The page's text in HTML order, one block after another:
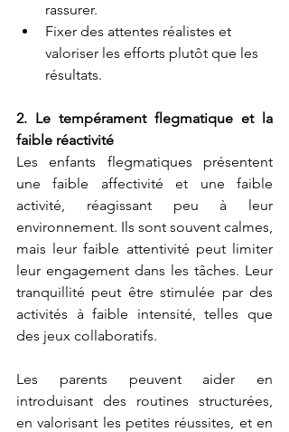
rassurer.
Fixer des attentes réalistes et
valoriser les efforts plutôt que les
résultats.
2. Le tempérament flegmatique et la
faible réactivité
Les enfants flegmatiques présentent
une faible affectivité et une faible
activité, réagissant peu à leur
environnement. Ils sont souvent calmes,
mais leur faible attentivité peut limiter
leur engagement dans les tâches. Leur
tranquillité peut être stimulée par des
activités à faible intensité, telles que
des jeux collaboratifs.
Les parents peuvent aider en
introduisant des routines structurées,
en valorisant les petites réussites, et en